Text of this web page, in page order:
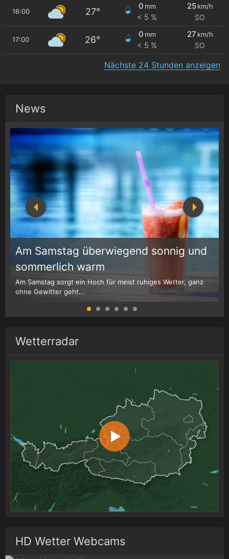
16:00 27°
0 mm
< 5 %
25 km/h
SO
17:00 26°
0 mm
< 5 %
27 km/h
SO
Nächste 24 Stunden anzeigen
News
Am Samstag überwiegend sonnig und
sommerlich warm
Am Samstag sorgt ein Hoch für meist ruhiges Wetter, ganz
ohne Gewitter geht...
Wetterradar
HD Wetter Webcams